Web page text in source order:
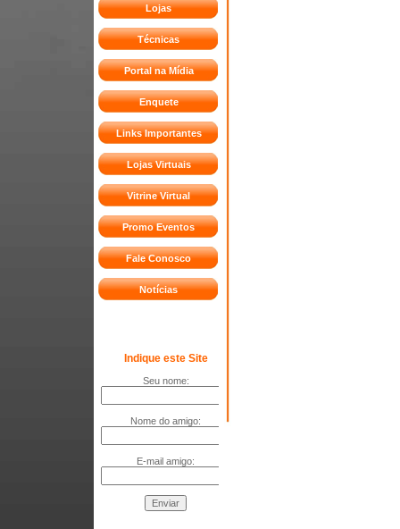
Lojas
Técnicas
Portal na Mídia
Enquete
Links Importantes
Lojas Virtuais
Vitrine Virtual
Promo Eventos
Fale Conosco
Notícias